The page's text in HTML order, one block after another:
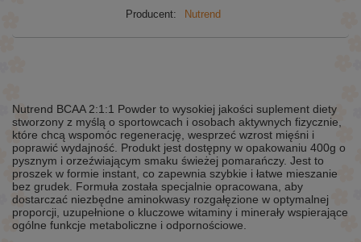
Producent: Nutrend
Nutrend BCAA 2:1:1 Powder to wysokiej jakości suplement diety
stworzony z myślą o sportowcach i osobach aktywnych fizycznie,
które chcą wspomóc regenerację, wesprzeć wzrost mięśni i
poprawić wydajność. Produkt jest dostępny w opakowaniu 400g o
pysznym i orzeźwiającym smaku świeżej pomarańczy. Jest to
proszek w formie instant, co zapewnia szybkie i łatwe mieszanie
bez grudek. Formuła została specjalnie opracowana, aby
dostarczać niezbędne aminokwasy rozgałęzione w optymalnej
proporcji, uzupełnione o kluczowe witaminy i minerały wspierające
ogólne funkcje metaboliczne i odpornościowe.